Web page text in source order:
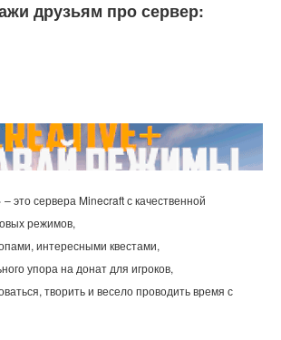
друзьям про сервер:
это сервера Minecraft с качественной
режимов,
интересными квестами,
упора на донат для игроков,
творить и весело проводить время с